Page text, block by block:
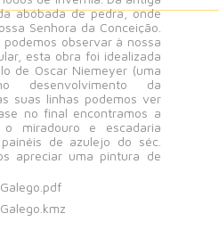
abóbada de pedra, onde
Senhora da Conceição.
observar à nossa
esta obra foi idealizada
de Oscar Niemeyer (uma
desenvolvimento da
suas linhas podemos ver
no final encontramos a
o miradouro e escadaria
de azulejo do séc.
apreciar uma pintura de